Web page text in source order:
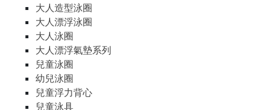
大人造型泳圈
大人漂浮泳圈
大人泳圈
大人漂浮氣墊系列
兒童泳圈
幼兒泳圈
兒童浮力背心
兒童泳具